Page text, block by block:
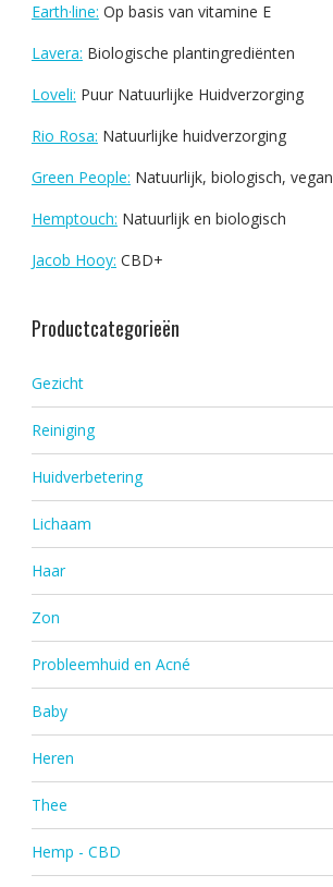
Earth·line: Op basis van vitamine E
Lavera: Biologische plantingrediënten
Loveli: Puur Natuurlijke Huidverzorging
Rio Rosa: Natuurlijke huidverzorging
Green People: Natuurlijk, biologisch, vegan
Hemptouch: Natuurlijk en biologisch
Jacob Hooy: CBD+
Productcategorieën
Gezicht
Reiniging
Huidverbetering
Lichaam
Haar
Zon
Probleemhuid en Acné
Baby
Heren
Thee
Hemp - CBD